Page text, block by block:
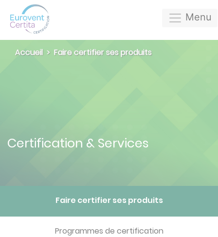
Menu
Accueil Faire certifier ses produits
Certification & Services
Faire certifier ses produits
Programmes de certification